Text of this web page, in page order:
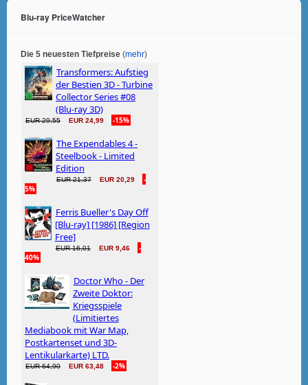
Blu-ray PriceWatcher
Die 5 neuesten Tiefpreise (mehr)